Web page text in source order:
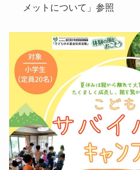
メットについて」参照